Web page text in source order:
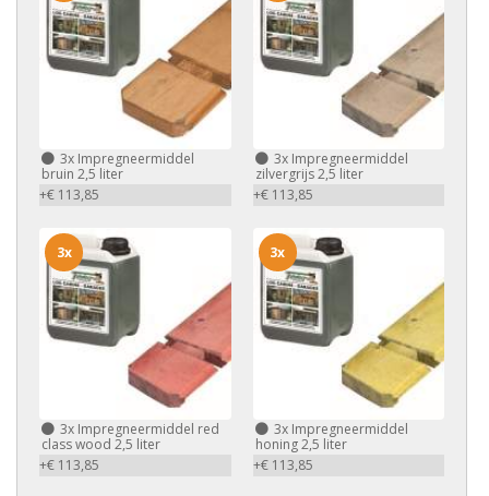
3x Impregneermiddel
bruin 2,5 liter
+€ 113,85
3xImpregneermiddel
zilvergrijs 2,5 liter
+€ 113,85
3x Impregneermiddel red
class wood 2,5 liter
+€ 113,85
3x
3xImpregneermiddel
honing 2,5 liter
+€ 113,85
3x